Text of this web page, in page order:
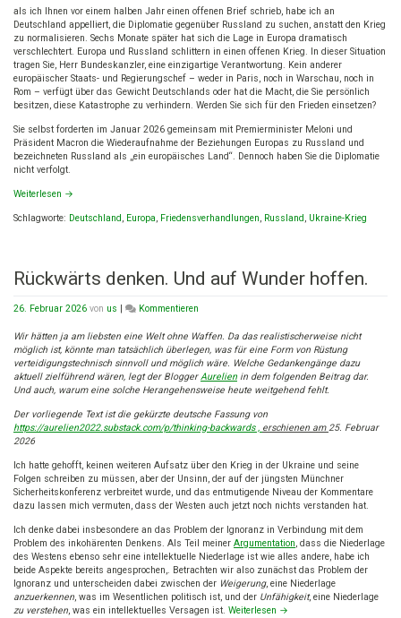
Merz
als ich Ihnen vor einem halben Jahr einen offenen Brief schrieb, habe ich an
Deutschland appelliert, die Diplomatie gegenüber Russland zu suchen, anstatt den Krieg
zu normalisieren. Sechs Monate später hat sich die Lage in Europa dramatisch
verschlechtert. Europa und Russland schlittern in einen offenen Krieg. In dieser Situation
tragen Sie, Herr Bundeskanzler, eine einzigartige Verantwortung. Kein anderer
europäischer Staats- und Regierungschef – weder in Paris, noch in Warschau, noch in
Rom – verfügt über das Gewicht Deutschlands oder hat die Macht, die Sie persönlich
besitzen, diese Katastrophe zu verhindern. Werden Sie sich für den Frieden einsetzen?
Sie selbst forderten im Januar 2026 gemeinsam mit Premierminister Meloni und
Präsident Macron die Wiederaufnahme der Beziehungen Europas zu Russland und
bezeichneten Russland als „ein europäisches Land“. Dennoch haben Sie die Diplomatie
nicht verfolgt.
Weiterlesen →
Schlagworte: Deutschland , Europa, Friedensverhandlungen, Russland , Ukraine-Krieg
Rückwärts denken. Und auf Wunder hoffen.
26. Februar 2026 von us Kommentieren
denken.
Und
auf
Wunder
hoffen.
Wir hätten ja am liebsten eine Welt ohne Waffen. Da das realistischerweise nicht
möglich ist, könnte man tatsächlich überlegen, was für eine Form von Rüstung
verteidigungstechnisch sinnvoll und möglich wäre. Welche Gedankengänge dazu
aktuell zielführend wären, legt der BloggerAurelien in dem folgenden Beitrag dar.
Und auch, warum eine solche Herangehensweise heute weitgehend fehlt.
Der vorliegende Text ist die gekürzte deutsche Fassung von
https://aurelien2022.substack.com/p/thinking-backwards , erschienen am25. Februar
2026
Ich hatte gehofft, keinen weiteren Aufsatz über den Krieg in der Ukraine und seine
Folgen schreiben zu müssen, aber der Unsinn, der auf der jüngsten Münchner
Sicherheitskonferenz verbreitet wurde, und das entmutigende Niveau der Kommentare
dazu lassen mich vermuten, dass der Westen auch jetzt noch nichts verstanden hat.
Ich denke dabei insbesondere an das Problem der Ignoranz in Verbindung mit dem
Problem des inkohärenten Denkens. Als Teil meiner Argumentation, dass die Niederlage
des Westens ebenso sehr eine intellektuelle Niederlage ist wie alles andere, habe ich
beide Aspekte bereits angesprochen,. Betrachten wir also zunächst das Problem der
Ignoranz und unterscheiden dabei zwischen der Weigerung, eine Niederlage
anzuerkennen, was im Wesentlichen politisch ist, und der Unfähigkeit, eine Niederlage
zu verstehen, was ein intellektuelles Versagen ist. Weiterlesen →